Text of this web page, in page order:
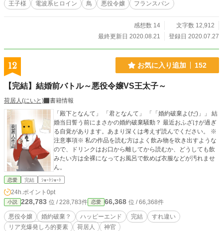
王子様 電波系ヒロイン 鳥 悪役令嬢 フランスパン
感想数 14
文字数 12,912
最終更新日 2020.08.21
登録日 2020.07.27
12 お気に入り追加 152
【完結】結婚前バトル～悪役令嬢VS王太子～
荷居人(にいと)
書籍情報
「殿下となんて」 「君となんて」 「「婚約破棄よ(だ)」」 結
婚当日誓う前にまさかの婚約破棄騒動？ 最近おふざけが過ぎ
る自覚があります。あまり深くは考えず読んでください。 ※
注意事項※ 私の作品を読む方はよく飲み物を吹き出すような
ので、ドリンクはお口から離してから読むか、どうしても飲
みたい方は全裸になってお風呂で飲めば衣服などが汚れませ
ん。
恋愛 完結 ｼｮｰﾄｼｮｰﾄ
24h.ポイント 0pt
小説 228,783 位 / 228,783件 恋愛 66,368 位 / 66,368件
悪役令嬢 婚約破棄？ ハッピーエンド 完結
すれ違い
リア充爆発しろ的要素
荷居人 神官